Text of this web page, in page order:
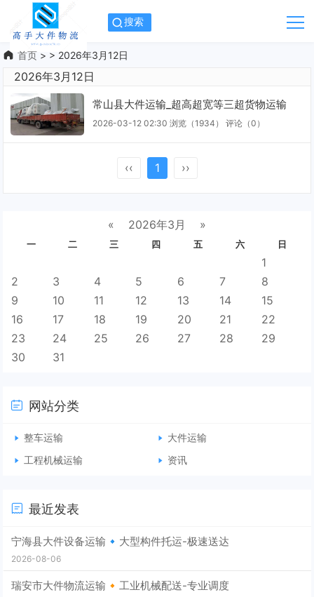
搜索
首页 > > 2026年3月12日
2026年3月12日
常山县大件运输_超高超宽等三超货物运输
2026-03-12 02:30 浏览（1934） 评论（0 ）
‹‹ 1 ››
« 2026年3月 »
一 二 三 四 五 六 日
1
2
3 4 5 6 7
8
9
10 11 12 13 14
15
16
17 18 19 20 21
22
23
24 25 26 27 28
29
30
31
网站分类
整车运输
大件运输
工程机械运输
资讯
最近发表
宁海县大件设备运输🔹大型构件托运-极速送达
2026-08-06
瑞安市大件物流运输🔸工业机械配送-专业调度